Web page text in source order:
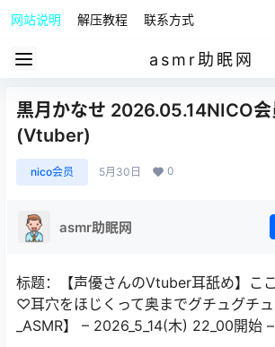
网站说明 解压教程 联系方式
asmr助眠网
黒月かなせ 2026.05.14NICO
(Vtuber)
nico会员 5月30日 0
asmr助眠网
标题：【声優さんのVtuber耳舐め】こ
♡耳穴をほじくって奥までグチュグチ
_ASMR】 – 2026_5_14(木) 22_00開始